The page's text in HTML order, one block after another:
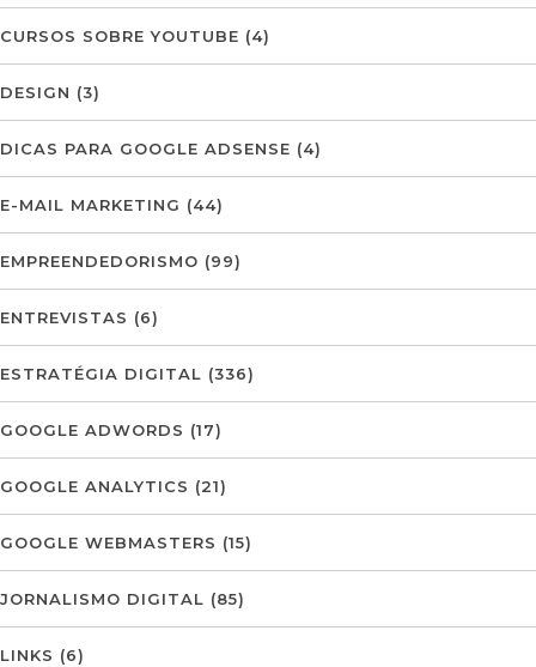
CURSOS SOBRE YOUTUBE (4)
DESIGN (3)
DICAS PARA GOOGLE ADSENSE (4)
E-MAIL MARKETING (44)
EMPREENDEDORISMO (99)
ENTREVISTAS (6)
ESTRATÉGIA DIGITAL (336)
GOOGLE ADWORDS (17)
GOOGLE ANALYTICS (21)
GOOGLE WEBMASTERS (15)
JORNALISMO DIGITAL (85)
LINKS (6)